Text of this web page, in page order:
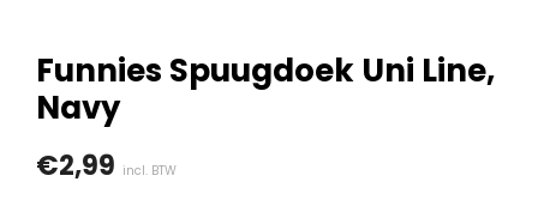
Funnies Spuugdoek Uni Line,
Navy
€2,99 incl. BTW